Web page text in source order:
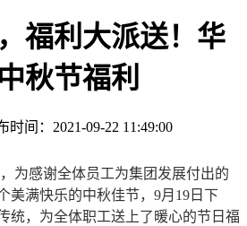
福利大派送！华
秋节福利
时间：2021-09-22 11:49:00
为感谢全体员工为集团发展付出的
美满快乐的中秋佳节，9月19日下
统，为全体职工送上了暖心的节日福